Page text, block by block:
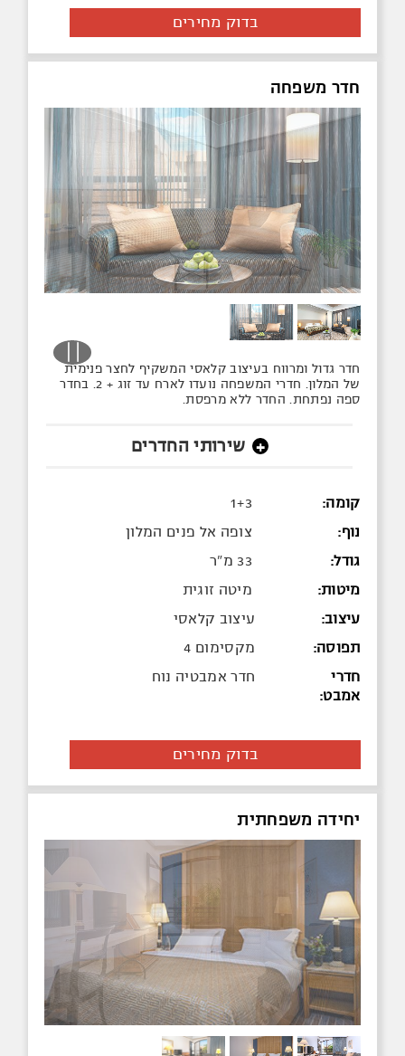
בדוק מחירים
חדר משפחה
חדר גדול ומרווח בעיצוב קלאסי המשקיף לחצר פנימית
של המלון. חדרי המשפחה נועדו לארח עד זוג + 2. בחדר
ספה נפתחת. החדר ללא מרפסת.
+ שירותי החדרים
קומה:
1+3
נוף:
צופה אל פנים המלון
גודל:
33 מ"ר
מיטות:
מיטה זוגית
עיצוב:
עיצוב קלאסי
תפוסה:
מקסימום 4
חדרי
אמבט:
חדר אמבטיה נוח
בדוק מחירים
יחידה משפחתית